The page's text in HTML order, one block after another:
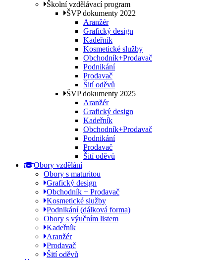
Školní vzdělávací program
ŠVP dokumenty 2022
Aranžér
Grafický design
Kadeřník
Kosmetické služby
Obchodník+Prodavač
Podnikání
Prodavač
Šití oděvů
ŠVP dokumenty 2025
Aranžér
Grafický design
Kadeřník
Obchodník+Prodavač
Podnikání
Prodavač
Šití oděvů
Obory vzdělání
Obory s maturitou
Grafický design
Obchodník + Prodavač
Kosmetické služby
Podnikání (dálková forma)
Obory s výučním listem
Kadeřník
Aranžér
Prodavač
Šití oděvů